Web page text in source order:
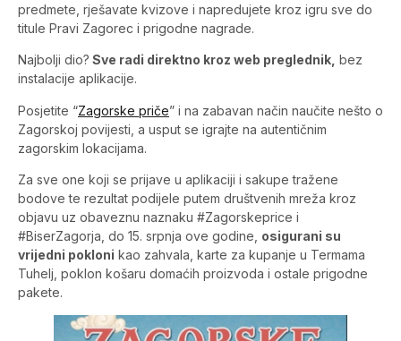
predmete, rješavate kvizove i napredujete kroz igru sve do
titule Pravi Zagorec i prigodne nagrade.
Najbolji dio? Sve radi direktno kroz web preglednik, bez
instalacije aplikacije.
Posjetite “Zagorske priče” i na zabavan način naučite nešto o
Zagorskoj povijesti, a usput se igrajte na autentičnim
zagorskim lokacijama.
Za sve one koji se prijave u aplikaciji i sakupe tražene
bodove te rezultat podijele putem društvenih mreža kroz
objavu uz obaveznu naznaku #Zagorskeprice i
#BiserZagorja, do 15. srpnja ove godine, osigurani su
vrijedni pokloni kao zahvala, karte za kupanje u Termama
Tuhelj, poklon košaru domaćih proizvoda i ostale prigodne
pakete.